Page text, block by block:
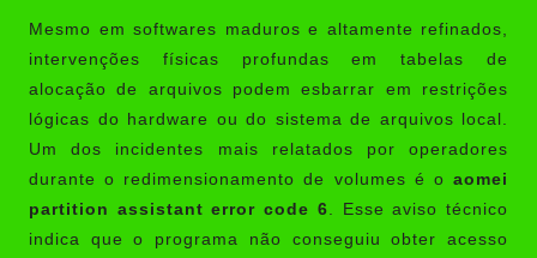
Mesmo em softwares maduros e altamente refinados,
intervenções físicas profundas em tabelas de
alocação de arquivos podem esbarrar em restrições
lógicas do hardware ou do sistema de arquivos local.
Um dos incidentes mais relatados por operadores
durante o redimensionamento de volumes é o aomei
partition assistant error code 6 . Esse aviso técnico
indica que o programa não conseguiu obter acesso